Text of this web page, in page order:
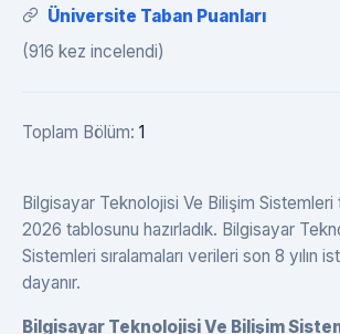
Üniversite Taban Puanları
(916 kez incelendi)
Toplam Bölüm: 1
Bilgisayar Teknolojisi Ve Bilişim Sistemleri
2026 tablosunu hazırladık. Bilgisayar
Sistemleri sıralamaları verileri son 8 yılın
dayanır.
Bilgisayar Teknolojisi Ve Bilişim